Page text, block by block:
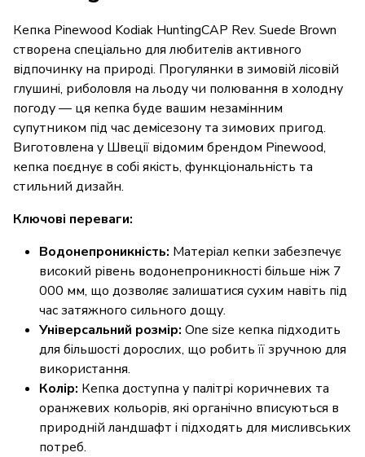
Кепка Pinewood Kodiak HuntingCAP Rev. Suede Brown
створена спеціально для любителів активного
відпочинку на природі. Прогулянки в зимовій лісовій
глушині, риболовля на льоду чи полювання в холодну
погоду — ця кепка буде вашим незамінним
супутником під час демісезону та зимових пригод.
Виготовлена у Швеції відомим брендом Pinewood,
кепка поєднує в собі якість, функціональність та
стильний дизайн.
Ключові переваги:
Водонепроникність: Матеріал кепки забезпечує
високий рівень водонепроникності більше ніж 7
000 мм, що дозволяє залишатися сухим навіть під
час затяжного сильного дощу.
Універсальний розмір: One size кепка підходить
для більшості дорослих, що робить її зручною для
використання.
Колір: Кепка доступна у палітрі коричневих та
оранжевих кольорів, які органічно вписуються в
природній ландшафт і підходять для мисливських
потреб.